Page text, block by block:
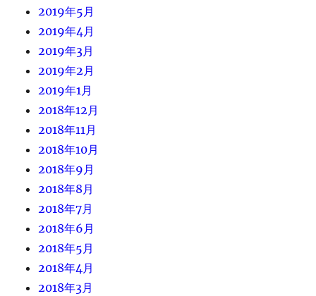
2019年5月
2019年4月
2019年3月
2019年2月
2019年1月
2018年12月
2018年11月
2018年10月
2018年9月
2018年8月
2018年7月
2018年6月
2018年5月
2018年4月
2018年3月